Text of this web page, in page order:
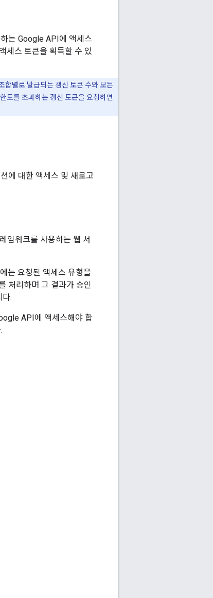
는 Google API에 액세스
세스 토큰을 획득할 수 있
합별로 발급되는 갱신 토큰 수와 모든
도를 초과하는 갱신 토큰을 요청하면
에 대한 액세스 및 새로고
임워크를 사용하는 웹 서
는 요청된 액세스 유형을
처리하며 그 결과가 승인
.
API에 액세스해야 합